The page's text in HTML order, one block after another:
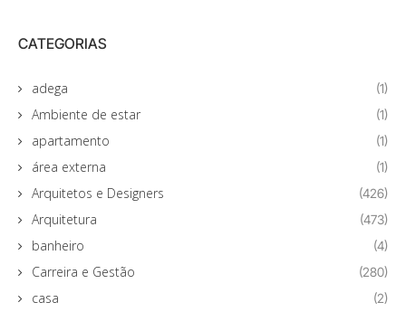
CATEGORIAS
adega (1)
Ambiente de estar (1)
apartamento (1)
área externa (1)
Arquitetos e Designers (426)
Arquitetura (473)
banheiro (4)
Carreira e Gestão (280)
casa (2)